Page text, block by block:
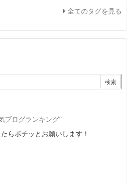
全てのタグを見る
らポチッとお願いします！